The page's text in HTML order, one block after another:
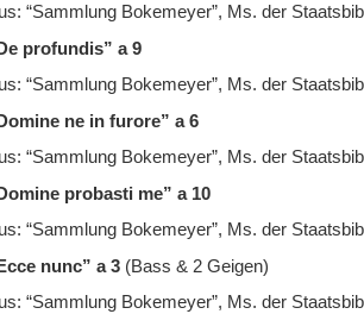
“Sammlung Bokemeyer”, Ms. der
profundis” a 9
“Sammlung Bokemeyer”, Ms. der
ne in furore” a 6
“Sammlung Bokemeyer”, Ms. der
probasti me” a 10
“Sammlung Bokemeyer”, Ms. der
nunc” a 3 (Bass & 2 Geigen)
“Sammlung Bokemeyer”, Ms. der